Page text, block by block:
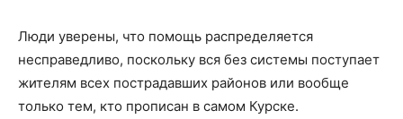
Люди уверены, что помощь распределяется
несправедливо, поскольку вся без системы поступает
жителям всех пострадавших районов или вообще
только тем, кто прописан в самом Курске.